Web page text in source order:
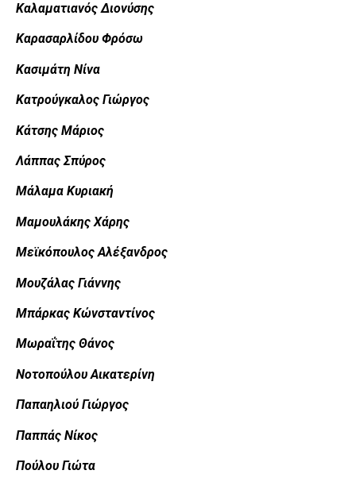
Καλαματιανός Διονύσης
Καρασαρλίδου Φρόσω
Κασιμάτη Νίνα
Κατρούγκαλος Γιώργος
Κάτσης Μάριος
Λάππας Σπύρος
Μάλαμα Κυριακή
Μαμουλάκης Χάρης
Μεϊκόπουλος Αλέξανδρος
Μουζάλας Γιάννης
Μπάρκας Κώνσταντίνος
Μωραΐτης Θάνος
Νοτοπούλου Αικατερίνη
Παπαηλιού Γιώργος
Παππάς Νίκος
Πούλου Γιώτα